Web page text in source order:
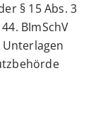
§ 15 Abs. 3
BImSchV